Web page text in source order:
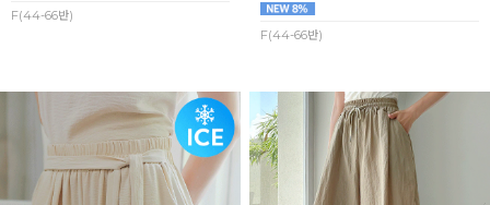
F(44-66반)
F(44-66반)